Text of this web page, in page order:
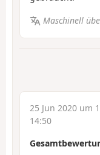
Maschinell
25 Jun 2020 um
14:50